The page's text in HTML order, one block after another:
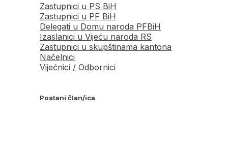
Zastupnici u PS BiH
Zastupnici u PF BiH
Delegati u Domu naroda PFBiH
Izaslanici u Vijeću naroda RS
Zastupnici u skupštinama kantona
Načelnici
Vijećnici / Odbornici
Postani član/ica